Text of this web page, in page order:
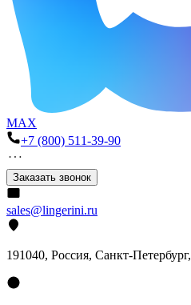
MAX
+7 (800) 511-39-90
Заказать звонок
sales@lingerini.ru
191040, Россия, Санкт-Петербург,